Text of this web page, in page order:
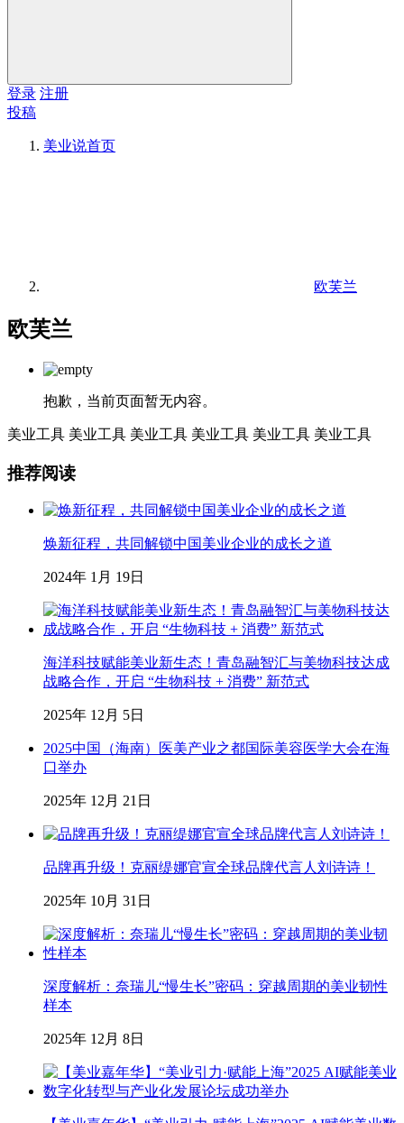
登录 注册
投稿
美业说首页
欧芙兰
欧芙兰
抱歉，当前页面暂无内容。
美业工具 美业工具 美业工具 美业工具 美业工具 美业工具
推荐阅读
焕新征程，共同解锁中国美业企业的成长之道
2024年 1月 19日
海洋科技赋能美业新生态！青岛融智汇与美物科技达成
战略合作，开启 “生物科技 + 消费” 新范式
2025年 12月 5日
2025中国（海南）医美产业之都国际美容医学大会在海
口举办
2025年 12月 21日
品牌再升级！克丽缇娜官宣全球品牌代言人刘诗诗！
2025年 10月 31日
深度解析：奈瑞儿“慢生长”密码：穿越周期的美业韧性
样本
2025年 12月 8日